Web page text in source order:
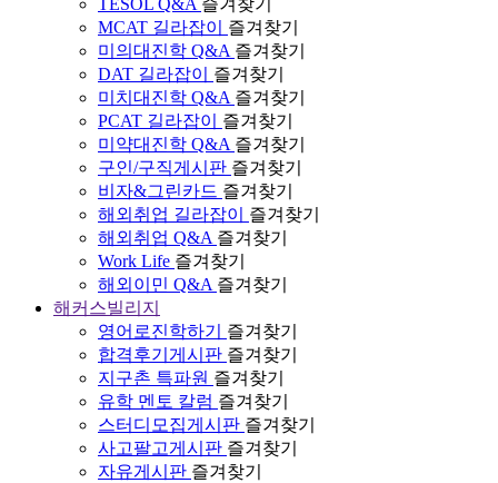
MCAT 길라잡이
즐겨찾기
미의대진학 Q&A 즐겨찾기
DAT 길라잡이
즐겨찾기
미치대진학 Q&A 즐겨찾기
PCAT 길라잡이
즐겨찾기
미약대진학 Q&A 즐겨찾기
구인/구직게시판 즐겨찾기
비자&그린카드 즐겨찾기
해외취업 길라잡이
즐겨찾기
해외취업 Q&A 즐겨찾기
Work Life 즐겨찾기
해외이민 Q&A 즐겨찾기
해커스빌리지
영어로진학하기
즐겨찾기
합격후기게시판 즐겨찾기
지구촌 특파원 즐겨찾기
유학 멘토 칼럼 즐겨찾기
스터디모집게시판 즐겨찾기
사고팔고게시판 즐겨찾기
자유게시판 즐겨찾기